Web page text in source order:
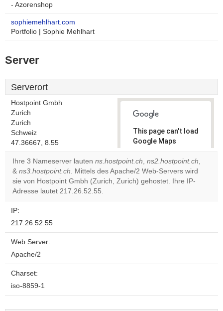
- Azorenshop
sophiemehlhart.com
Portfolio | Sophie Mehlhart
Server
Serverort
Hostpoint Gmbh
Zurich
Zurich
Schweiz
47.36667, 8.55
This page can't load
Google Maps
correctly.
Do you
own this
OK
Ihre 3 Nameserver lauten ns.hostpoint.ch, ns2.hostpoint.ch,
& ns3.hostpoint.ch. Mittels des Apache/2 Web-Servers wird
sie von Hostpoint Gmbh (Zurich, Zurich) gehostet. Ihre IP-
Adresse lautet 217.26.52.55.
IP:
217.26.52.55
Web Server:
Apache/2
Charset:
iso-8859-1